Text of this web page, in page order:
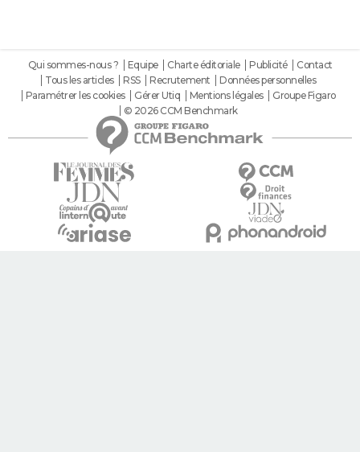
Qui sommes-nous ? Equipe Charte éditoriale Publicité
Contact
Tous les articles
RSS Recrutement
Données personnelles
Paramétrer les cookies
Gérer Utiq Mentions légales
Groupe Figaro
© 2026 CCM Benchmark